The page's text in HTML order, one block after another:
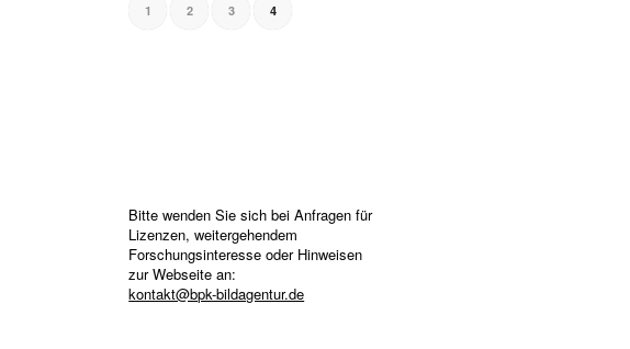
1 2 3 4
Bitte wenden Sie sich bei Anfragen für
Lizenzen, weitergehendem
Forschungsinteresse oder Hinweisen
zur Webseite an:
kontakt@bpk-bildagentur.de